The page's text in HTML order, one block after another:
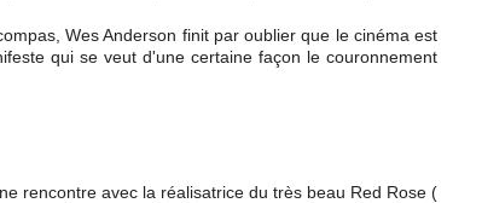
Wes Anderson finit par oublier que le cinéma est
qui se veut d'une certaine façon le couronnement
rencontre avec la réalisatrice du très beau Red Rose (